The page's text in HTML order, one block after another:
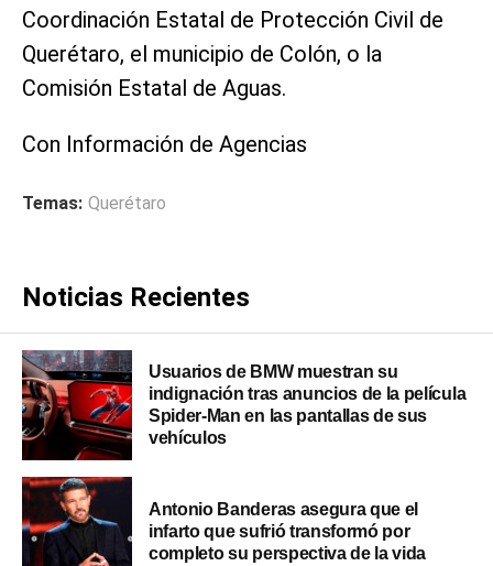
Coordinación Estatal de Protección Civil de
Querétaro, el municipio de Colón, o la
Comisión Estatal de Aguas.
Con Información de Agencias
Temas: Querétaro
Noticias Recientes
Usuarios de BMW muestran su
indignación tras anuncios de la película
Spider-Man en las pantallas de sus
vehículos
Antonio Banderas asegura que el
infarto que sufrió transformó por
completo su perspectiva de la vida